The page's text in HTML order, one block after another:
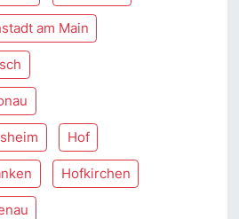
am Main
Hof
Hofkirchen